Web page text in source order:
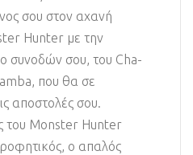
σου στον αχανή
Hunter με την
συνοδών σου, του Cha-
που θα σε
αποστολές σου.
του Monster Hunter
ο απαλός